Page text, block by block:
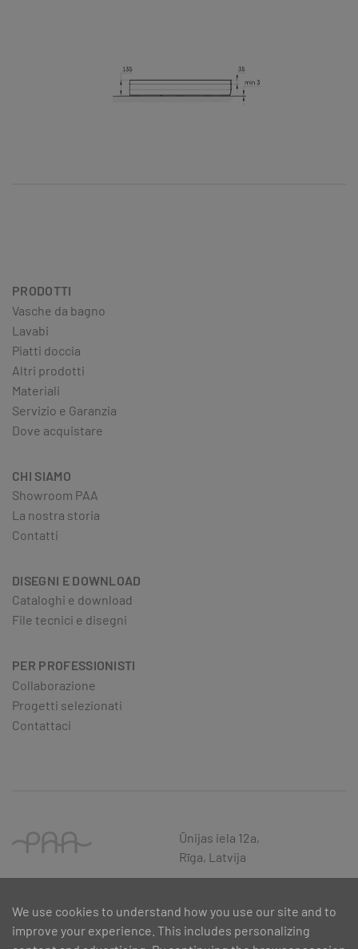
PRODOTTI
Vasche da bagno
Lavabi
Piatti doccia
Altri prodotti
Materiali
Servizio e Garanzia
Dove acquistare
CHI SIAMO
Showroom PAA
La nostra storia
Contatti
DISEGNI E DOWNLOAD
Cataloghi e download
File tecnici e disegni
PER PROFESSIONISTI
Collaborazione
Progetti selezionati
Contattaci
Ūnijas iela 12a,
Rīga, Latvija
We use cookies to understand how you use our site and to
improve your experience. This includes personalizing